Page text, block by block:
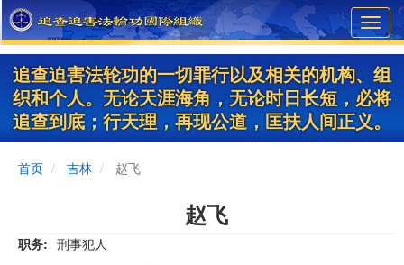
Skip
to
main
content
追查迫害法轮功的一切罪行以及相关的机构、组
织和个人。无论天涯海角，无论时日长短，必将
追查到底；行天理，再现公道，匡扶人间正义。
首页 吉林 赵飞
赵飞
职务
刑事犯人